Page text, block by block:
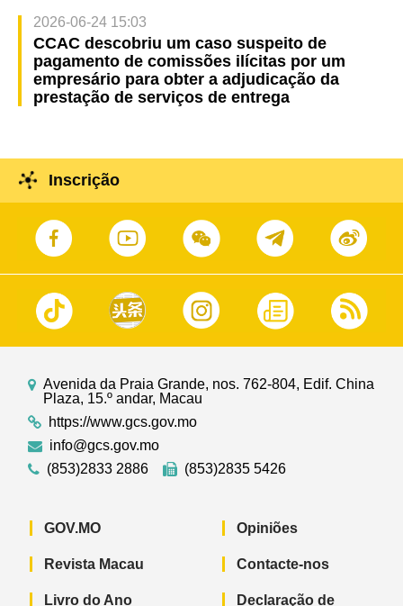
2026-06-24 15:03
CCAC descobriu um caso suspeito de
pagamento de comissões ilícitas por um
empresário para obter a adjudicação da
prestação de serviços de entrega
Inscrição
Avenida da Praia Grande, nos. 762-804, Edif. China
Plaza, 15.º andar, Macau
https://www.gcs.gov.mo
info@gcs.gov.mo
(853)2833 2886
(853)2835 5426
GOV.MO
Revista Macau
Livro do Ano
Opiniões
Contacte-nos
Declaração de